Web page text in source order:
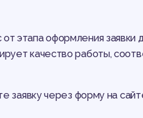
этапа оформления заявки
качество работы,
заявку через форму на